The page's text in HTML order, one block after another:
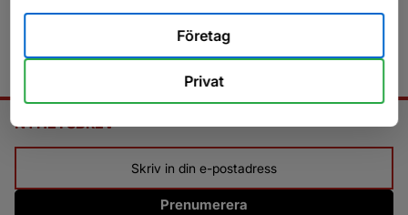
NYHETSBREV
Prenumerera
Företag
Privat